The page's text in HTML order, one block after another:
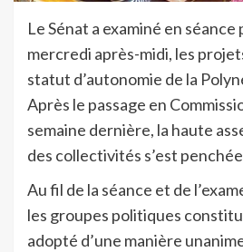
Le Sénat a examiné en séance
mercredi après-midi, les
statut d’autonomie de la
Après le passage en
semaine dernière, la haute
des collectivités s’est
Au fil de la séance et de
les groupes politiques
adopté d’une manière